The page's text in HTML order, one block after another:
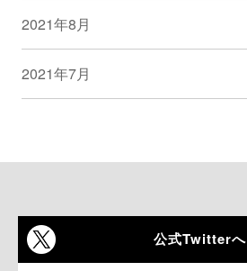
2021年8月
2021年7月
公式Twitterへ